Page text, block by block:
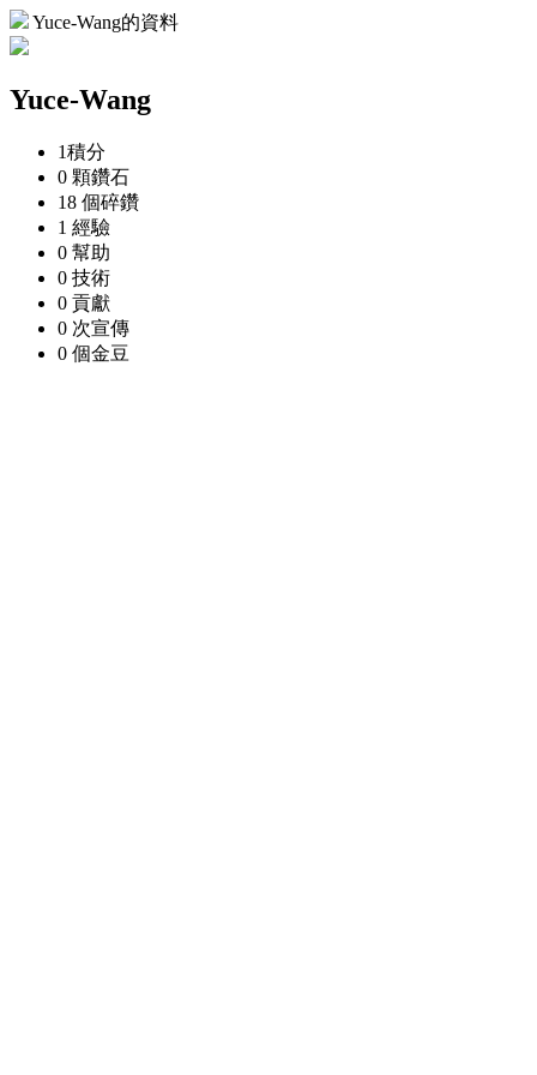
Yuce-Wang的資料
Yuce-Wang
1積分
0 顆鑽石
18 個碎鑽
1 經驗
0 幫助
0 技術
0 貢獻
0 次宣傳
0 個金豆